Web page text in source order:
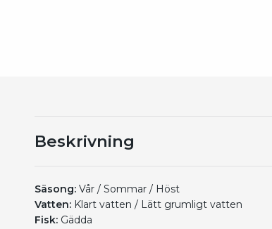
Beskrivning
Säsong: Vår / Sommar / Höst
Vatten: Klart vatten / Lätt grumligt vatten
Fisk: Gädda